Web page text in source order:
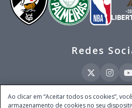
Redes
Este site é operado pela Ventmear Brasil LTDA
Ao clicar em “Aceitar todos os cookies”,
armazenamento de cookies no seu